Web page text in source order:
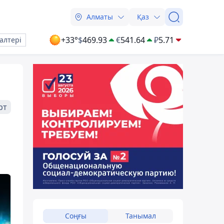
Алматы Қаз
+33°$469.93 €541.64 ₽5.71
Соңғы Танымал